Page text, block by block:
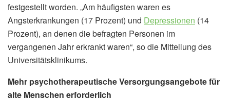
festgestellt worden. „Am häufigsten waren es
Angsterkrankungen (17 Prozent) und Depressionen (14
Prozent), an denen die befragten Personen im
vergangenen Jahr erkrankt waren“, so die Mitteilung des
Universitätsklinikums.
Mehr psychotherapeutische Versorgungsangebote für
alte Menschen erforderlich